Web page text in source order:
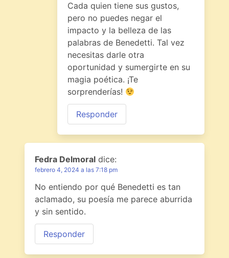
Cada quien tiene sus gustos,
pero no puedes negar el
impacto y la belleza de las
palabras de Benedetti. Tal vez
necesitas darle otra
oportunidad y sumergirte en su
magia poética. ¡Te
sorprenderías!
Responder
Fedra Delmoral dice:
febrero 4, 2024 a las 7:18 pm
No entiendo por qué Benedetti es tan
aclamado, su poesía me parece aburrida
y sin sentido.
Responder